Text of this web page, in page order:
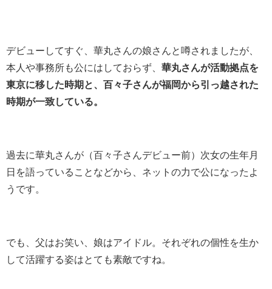
デビューしてすぐ、華丸さんの娘さんと噂されましたが、
本人や事務所も公にはしておらず、 華丸さんが活動拠点を
東京に移した時期と、百々子さんが福岡から引っ越された
時期が一致している。
過去に華丸さんが（百々子さんデビュー前）次女の生年月
日を語っていることなどから、ネットの力で公になったよ
うです。
でも、父はお笑い、娘はアイドル。それぞれの個性を生か
して活躍する姿はとても素敵ですね。